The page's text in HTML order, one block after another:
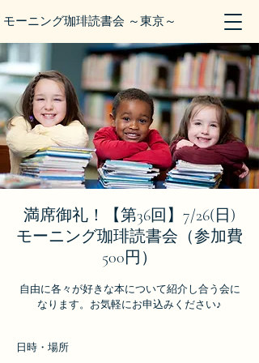
モーニング珈琲読書会 ～東京～
満席御礼！【第36回】7/26(日)
モーニング珈琲読書会（参加費
500円）
自由に各々が好きな本について紹介し合う会に
なります。お気軽にお申込みください♪
日時・場所